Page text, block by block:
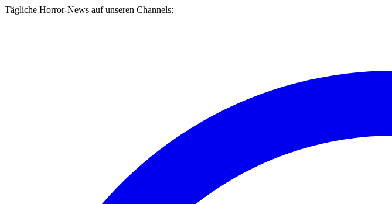
Tägliche Horror-News auf unseren Channels: